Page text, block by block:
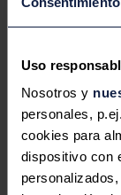
Uso
Nosotros y
personales,
cookies para
dispositivo con
Libia
primera
El
NOC